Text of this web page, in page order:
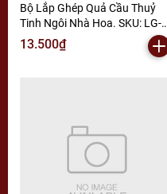
Bộ Lắp Ghép Quả Cầu Thuỷ
Tinh Ngôi Nhà Hoa. SKU: LG-
K545 (VAT 001-06-11) - K106-
T1-S8 ( K6-T3-S3)
13.500₫